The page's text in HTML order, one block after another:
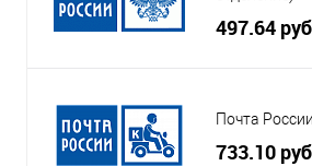
497.64
Почта
733.10